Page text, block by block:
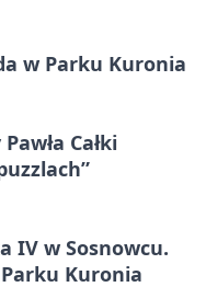
w Parku Kuronia
Całki
IV w Sosnowcu.
Kuronia